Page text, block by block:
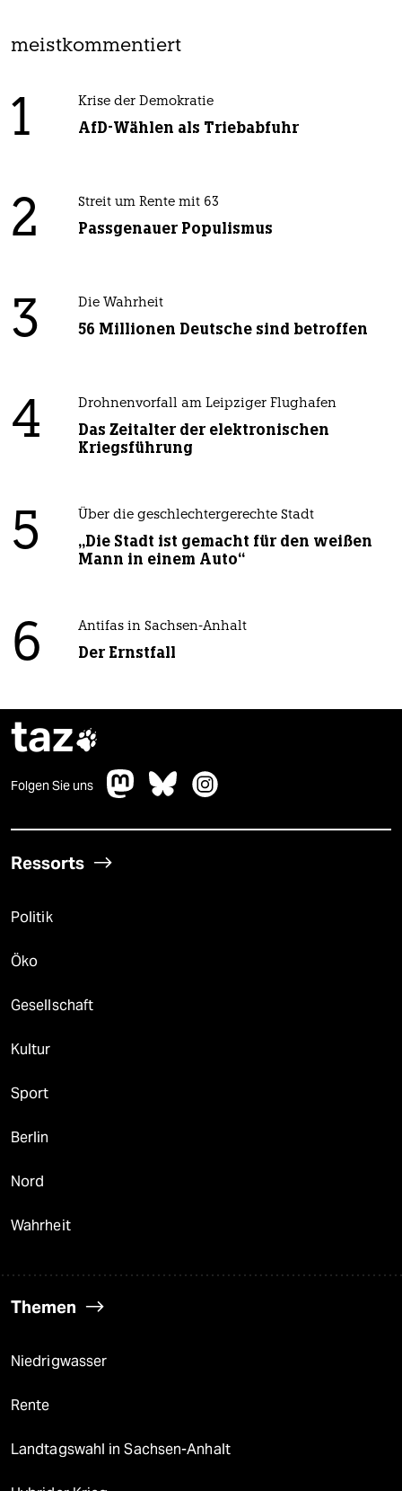
meistkommentiert
1 Krise der Demokratie
AfD-Wählen als Triebabfuhr
2 Streit um Rente mit 63
Passgenauer Populismus
3 Die Wahrheit
56 Millionen Deutsche sind betroffen
4 Drohnenvorfall am Leipziger Flughafen
Das Zeitalter der elektronischen
Kriegsführung
5 Über die geschlechtergerechte Stadt
„Die Stadt ist gemacht für den weißen
Mann in einem Auto“
6 Antifas in Sachsen-Anhalt
Der Ernstfall
taz
Folgen Sie uns
Ressorts
Politik
Öko
Gesellschaft
Kultur
Sport
Berlin
Nord
Wahrheit
Themen
Niedrigwasser
Rente
Landtagswahl in Sachsen-Anhalt